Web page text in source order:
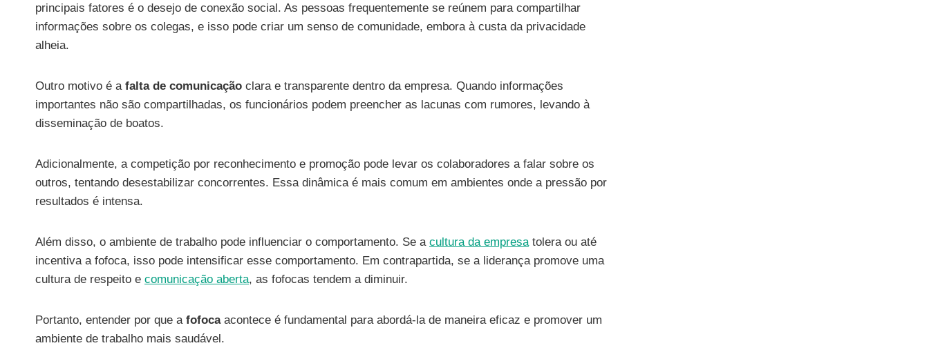
principais fatores é o desejo de conexão social. As pessoas frequentemente se reúnem para compartilhar
informações sobre os colegas, e isso pode criar um senso de comunidade, embora à custa da privacidade
alheia.
Outro motivo é a falta de comunicação clara e transparente dentro da empresa. Quando informações
importantes não são compartilhadas, os funcionários podem preencher as lacunas com rumores, levando à
disseminação de boatos.
Adicionalmente, a competição por reconhecimento e promoção pode levar os colaboradores a falar sobre os
outros, tentando desestabilizar concorrentes. Essa dinâmica é mais comum em ambientes onde a pressão por
resultados é intensa.
Além disso, o ambiente de trabalho pode influenciar o comportamento. Se a cultura da empresa tolera ou até
incentiva a fofoca, isso pode intensificar esse comportamento. Em contrapartida, se a liderança promove uma
cultura de respeito e comunicação aberta, as fofocas tendem a diminuir.
Portanto, entender por que a fofocaacontece é fundamental para abordá-la de maneira eficaz e promover um
ambiente de trabalho mais saudável.